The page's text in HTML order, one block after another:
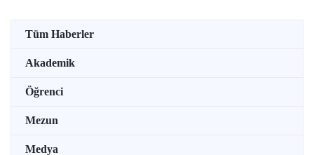
Tüm Haberler
Akademik
Öğrenci
Mezun
Medya